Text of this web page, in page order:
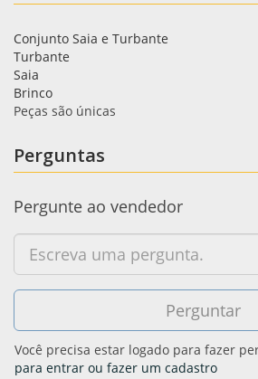
Conjunto Saia e Turbante
Turbante
Saia
Brinco
Peças são únicas
Perguntas
Pergunte ao vendedor
Você precisa estar logado para fazer
para entrar ou fazer um cadastro